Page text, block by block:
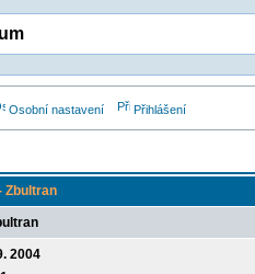
Osobní nastavení Přihlášení
Zbultran
2004